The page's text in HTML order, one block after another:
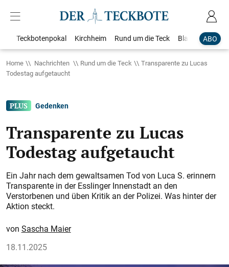
ABO
Teckbotenpokal Kirchheim Rund um die Teck Blaulicht
Home Nachrichten Rund um die Teck
Transparente zu Lucas
Todestag aufgetaucht
Gedenken
Transparente zu Lucas
Todestag aufgetaucht
Ein Jahr nach dem gewaltsamen Tod von Luca S. erinnern
Transparente in der Esslinger Innenstadt an den
Verstorbenen und üben Kritik an der Polizei. Was hinter der
Aktion steckt.
Sascha Maier
18.11.2025